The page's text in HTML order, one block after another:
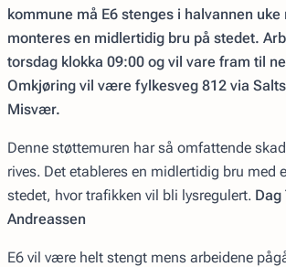
kommune må E6 stenges i halvannen uke
monteres en midlertidig bru på stedet.
torsdag klokka 09:00 og vil vare fram til
Omkjøring vil være fylkesveg 812 via
Misvær.
Denne støttemuren har så omfattende
rives. Det etableres en midlertidig bru med
stedet, hvor trafikken vil bli lysregulert. Dag
Andreassen
E6 vil være helt stengt mens arbeidene